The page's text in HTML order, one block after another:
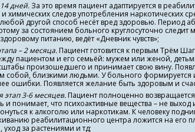
дней. За это время пациент адаптируется в
следов употребления наркотических
другой способ несёт вред здоровью. Период
за состоянием больного круглосуточно
питанию, ведёт «Дневник чувств»;
– 2 месяца. Пациент готовится к первым Трём
пациентом и его семьёй: мужем или женой,
произошедшего и принимает свою вину.
собой, близкими людьми. У больного
ошибки. Появляется желание быть здоровым и
этап 3-6 месяцев. Пациент полноценно
и понимает, что психоактивные вещества – не выход
к алкоголю или наркотикам. К человеку
реабилитационного центра ложится на его
за растениями и тд;